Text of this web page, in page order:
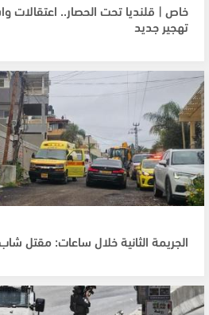
خاص | قلنديا تحت الحصار..
تهجير جديد
الجريمة الثانية خلال ساعات: مقتل